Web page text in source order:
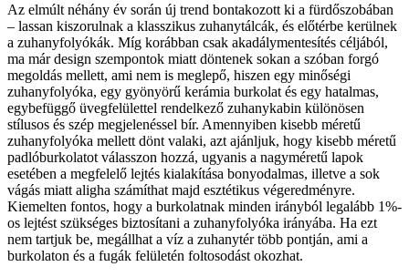
Az elmúlt néhány év során új trend bontakozott ki a fürdőszobában
– lassan kiszorulnak a klasszikus zuhanytálcák, és előtérbe kerülnek
a zuhanyfolyókák. Míg korábban csak akadálymentesítés céljából,
ma már design szempontok miatt döntenek sokan a szóban forgó
megoldás mellett, ami nem is meglepő, hiszen egy minőségi
zuhanyfolyóka, egy gyönyörű kerámia burkolat és egy hatalmas,
egybefüggő üvegfelülettel rendelkező zuhanykabin különösen
stílusos és szép megjelenéssel bír. Amennyiben kisebb méretű
zuhanyfolyóka mellett dönt valaki, azt ajánljuk, hogy kisebb méretű
padlóburkolatot válasszon hozzá, ugyanis a nagyméretű lapok
esetében a megfelelő lejtés kialakítása bonyodalmas, illetve a sok
vágás miatt aligha számíthat majd esztétikus végeredményre.
Kiemelten fontos, hogy a burkolatnak minden irányból legalább 1%-
os lejtést szükséges biztosítani a zuhanyfolyóka irányába. Ha ezt
nem tartjuk be, megállhat a víz a zuhanytér több pontján, ami a
burkolaton és a fugák felületén foltosodást okozhat.